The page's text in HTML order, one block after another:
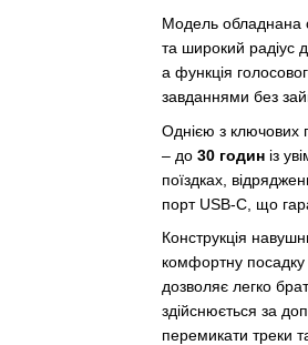
Модель обладнана
та широкий радіус
а функція
завданнями без
Однією з ключових
– до 30 годин із
поїздках,
порт USB-C, що
Конструкція
комфортну посадку
дозволяє легко
здійснюється за
перемикати треки